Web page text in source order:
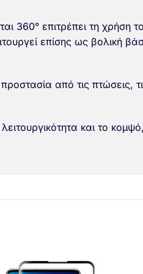
360° επιτρέπει τη
επίσης ως βολική
προστασία από τις πτώσεις,
και το